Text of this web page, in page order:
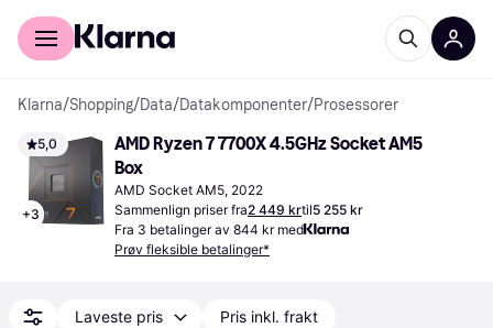
For kunder
Klarna/Shopping/Data/Datakomponenter/Prosessorer
5,0
+3
AMD Ryzen 7 7700X 4.5GHz Socket AM5
Box
AMD Socket AM5, 2022
Sammenlign priser fra2 449 krtil5 255 kr
Fra 3 betalinger av 844 kr med
Prøv fleksible betalinger*
Laveste pris Pris inkl. frakt